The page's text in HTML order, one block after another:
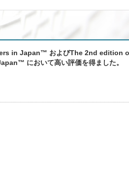
in Japan™ およびThe 2nd edition o
において高い評価を得ました。